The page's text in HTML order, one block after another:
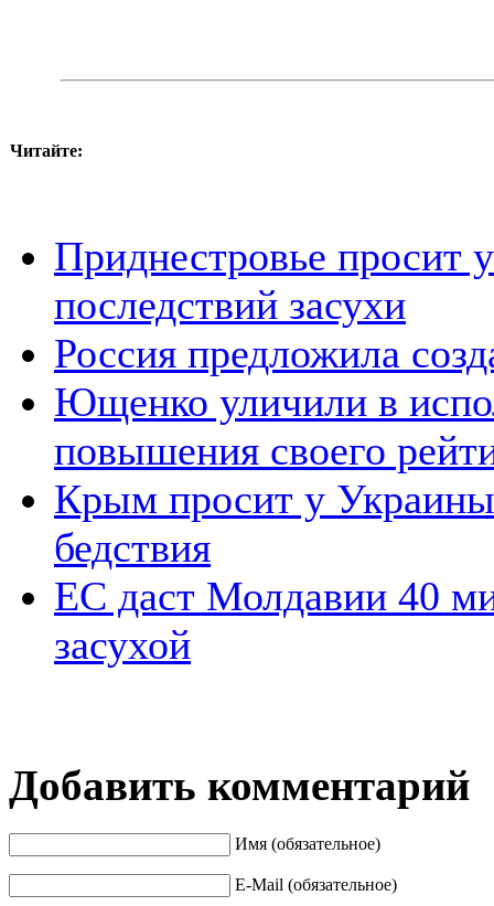
Читайте:
Приднестровье просит
последствий засухи
Россия предложила
Ющенко уличили в
повышения своего
Крым просит у Украины
бедствия
ЕС даст Молдавии 40
засухой
Добавить комментарий
Имя (обязательное)
E-Mail (обязательное)